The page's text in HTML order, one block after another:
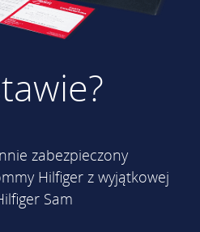
zabezpieczony
Hilfiger z wyjątkowej
Sam